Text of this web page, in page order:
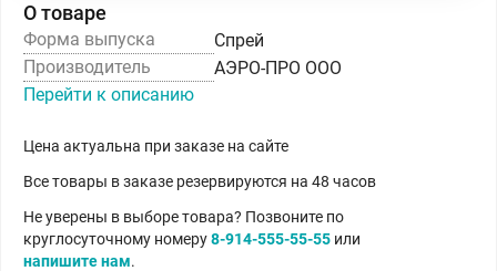
О товаре
Форма выпуска
Спрей
Производитель
АЭРО-ПРО ООО
Перейти к описанию
Цена актуальна при заказе на сайте
Все товары в заказе резервируются на 48 часов
Не уверены в выборе товара? Позвоните по
круглосуточному номеру8-914-555-55-55 или
напишите нам.